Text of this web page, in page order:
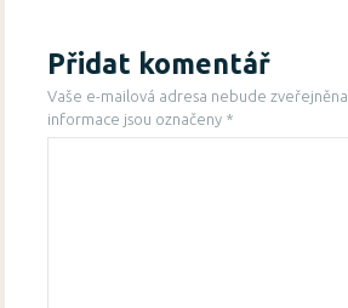
Přidat komentář
Vaše e-mailová adresa nebude zveřejněna.
informace jsou označeny *